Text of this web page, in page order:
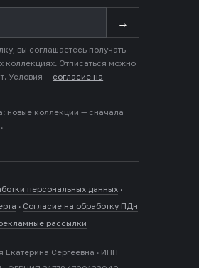
→
вы соглашаетесь получать
коллекциях. Отписаться можно
Условия — согласие на
новые коллекции — сначала
персональных данных ·
· Согласие на обработку ПДн
рассылки
Екатерина Сергеевна · ИНН